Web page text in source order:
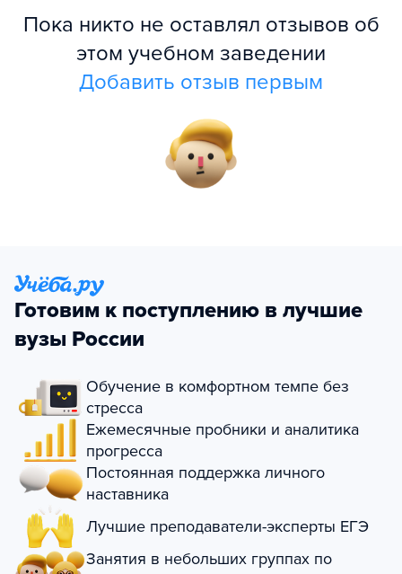
Пока никто не оставлял отзывов об
этом учебном заведении
Добавить отзыв первым
Готовим к поступлению в лучшие
вузы России
Обучение в комфортном темпе без
стресса
Ежемесячные пробники и аналитика
прогресса
Постоянная поддержка личного
наставника
Лучшие преподаватели-эксперты ЕГЭ
Занятия в небольших группах по